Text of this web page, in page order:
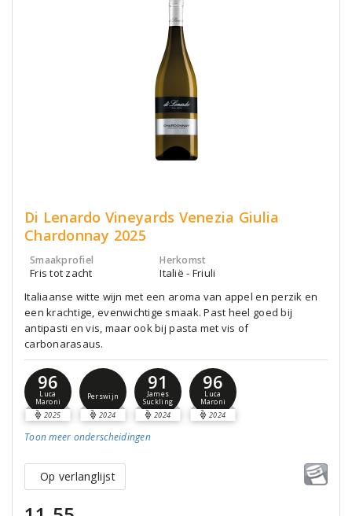
Di Lenardo Vineyards Venezia Giulia
Chardonnay 2025
Smaakprofiel
Fris tot zacht
Herkomst
Italië - Friuli
Italiaanse witte wijn met een aroma van appel en perzik en
een krachtige, evenwichtige smaak. Past heel goed bij
antipasti en vis, maar ook bij pasta met vis of
carbonarasaus.
96
Luca
Maroni
2025
Perswijn
2024
91
James
Suckling
2024
96
Luca
Maroni
2024
Toon meer onderscheidingen
Op verlanglijst